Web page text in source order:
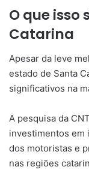
O que
Catarina
Apesar da leve
estado de Santa
significativos na
A pesquisa da
investimentos em
dos motoristas e
nas regiões